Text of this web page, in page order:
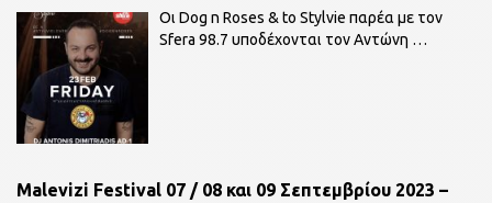
Οι Dog n Roses & to Stylvie παρέα με τον
Sfera 98.7 υποδέχονται τον Αντώνη …
Malevizi Festival 07 / 08 και 09 Σεπτεμβρίου 2023 –